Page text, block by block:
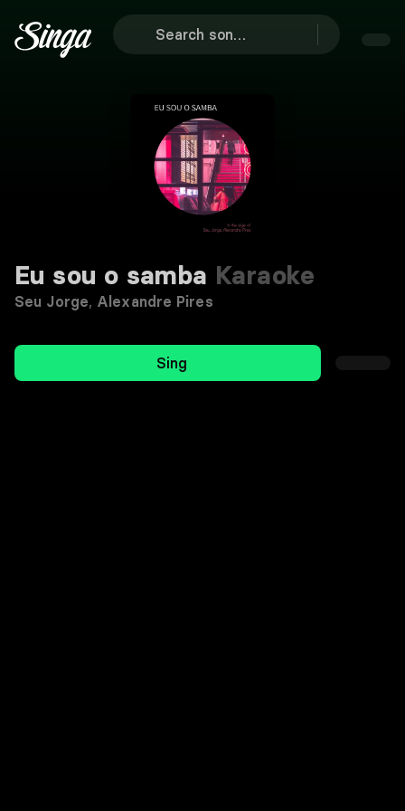
Eu sou o samba Karaoke
Seu Jorge, Alexandre Pires
Sing